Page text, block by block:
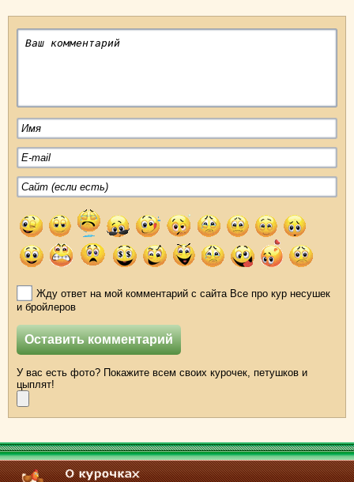
Жду ответ на мой комментарий с сайта Все про кур несушек
и бройлеров
У вас есть фото? Покажите всем своих курочек, петушков и
цыплят!